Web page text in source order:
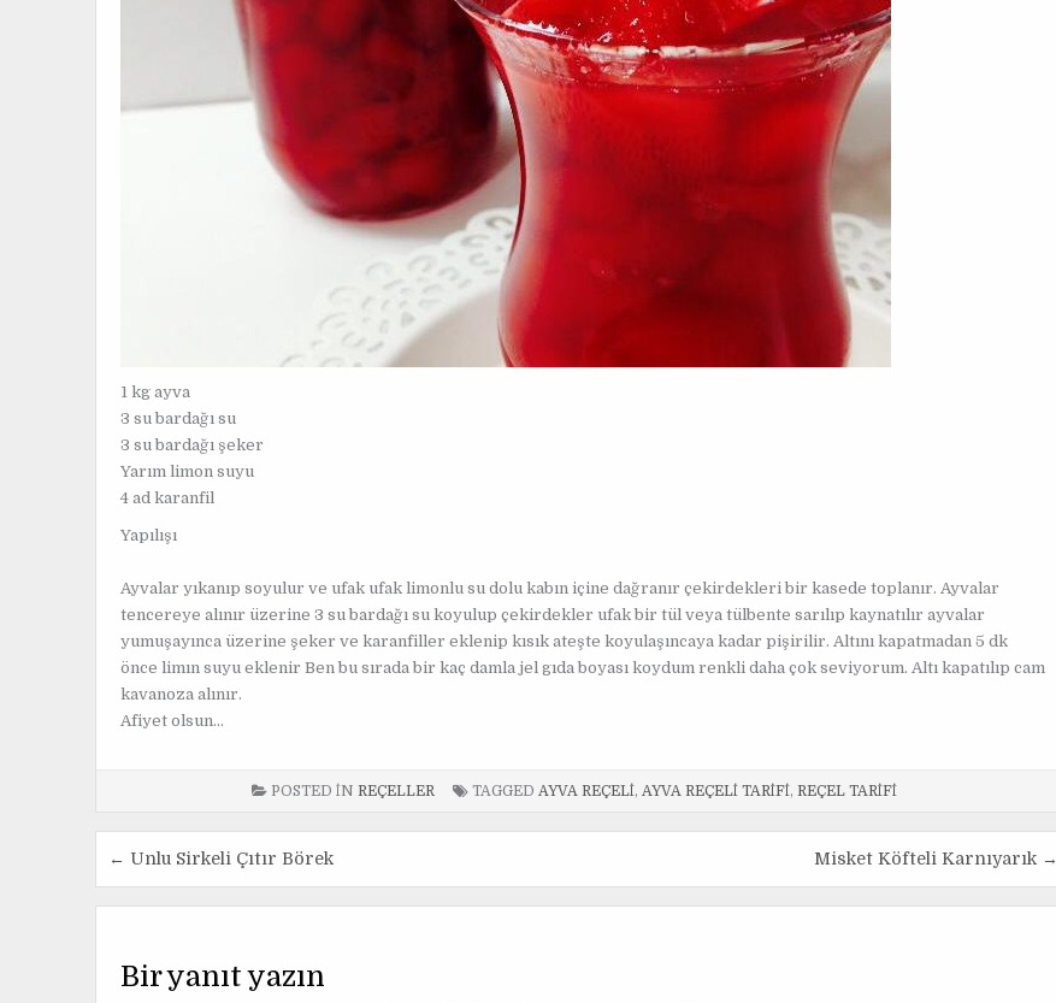
1 kg ayva
3 su bardağı su
3 su bardağı şeker
Yarım limon suyu
4 ad karanfil
Yapılışı
Ayvalar yıkanıp soyulur ve ufak ufak limonlu su dolu kabın içine dağranır çekirdekleri bir kasede toplanır. Ayvalar
tencereye alınır üzerine 3 su bardağı su koyulup çekirdekler ufak bir tül veya tülbente sarılıp kaynatılır ayvalar
yumuşayınca üzerine şeker ve karanfiller eklenip kısık ateşte koyulaşıncaya kadar pişirilir. Altını kapatmadan 5 dk
önce limın suyu eklenir Ben bu sırada bir kaç damla jel gıda boyası koydum renkli daha çok seviyorum. Altı kapatılıp cam
kavanoza alınır.
Afiyet olsun…
POSTED IN REÇELLER TAGGED AYVA REÇELI, AYVA REÇELI TARIFI, REÇEL TARIFI
Y
a
← Unlu Sirkeli Çıtır Börek Misket Köfteli Karnıyarık →
Bir yanıt yazın